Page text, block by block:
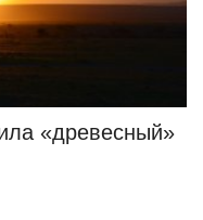
«древесный»